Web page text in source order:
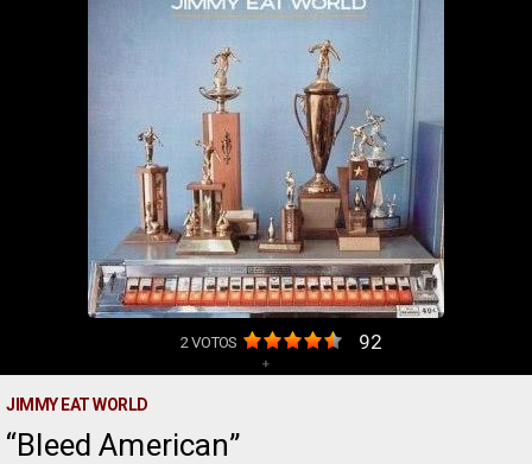
2VOTOS 92
+
JIMMY EAT WORLD
Bleed American